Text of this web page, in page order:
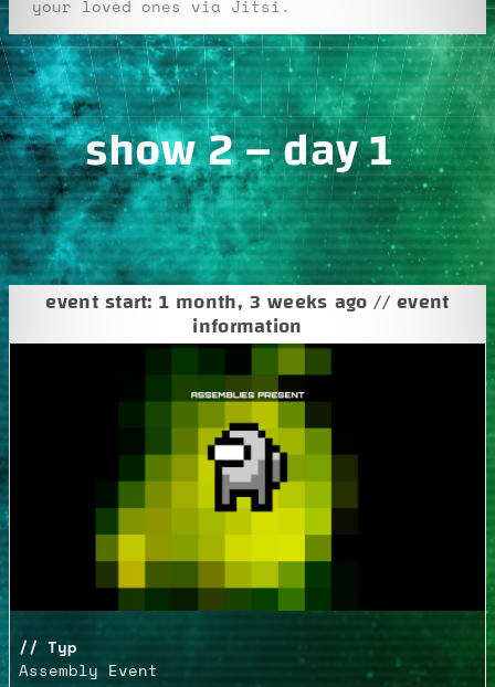
your loved ones via Jitsi.
show 2 – day 1
event start: 1 month, 3 weeks ago // event
information
Typ
Assembly Event